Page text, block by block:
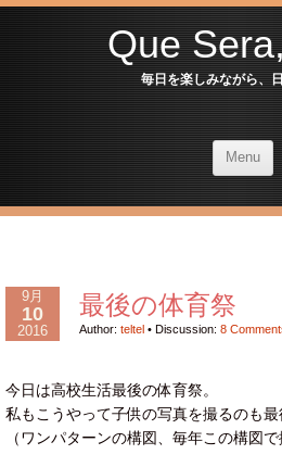
Que
毎日を楽しみながら、
Menu
9月
10
2016
最後の体育祭
Author: teltel • Discussion: 8
今日は高校生活最後の体育祭。
私もこうやって子供の写真を撮るのも最
（ワンパターンの構図、毎年この構図で